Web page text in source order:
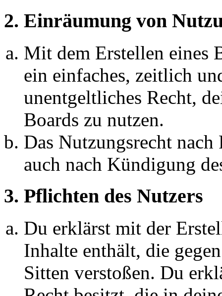
2. Einräumung von
Mit dem Erstellen eines
ein einfaches, zeitlich
unentgeltliches Recht,
Boards zu nutzen.
Das Nutzungsrecht
auch nach Kündigung
3. Pflichten des Nutzers
Du erklärst mit der
Inhalte enthält, die
Sitten verstoßen. Du